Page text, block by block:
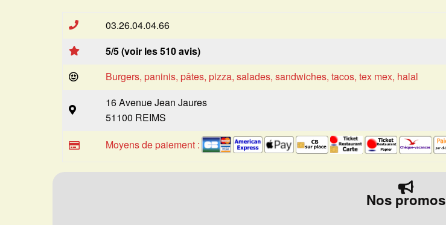
03.26.04.04.66
5/5 (voir les 510 avis)
Burgers, paninis, pâtes, pizza, salades, sandwiches, tacos, tex mex, halal
16 Avenue Jean Jaures
51100 REIMS
Moyens de paiement :
Nos promos